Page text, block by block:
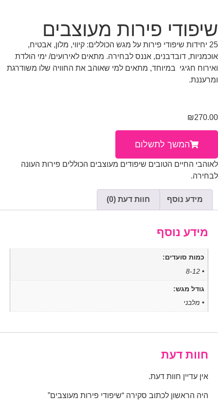
שיפודי פירות מעוצבים
25 יחידות שיפודי פירות על מגש הכוללים: קיווי, מלון, אבטיח,
אוכמניות, דובדבנים, אננס לבחירה. מתאים לאירועים/ ימי הולדת
ואירוח חגיגי במיוחד, מתאים למי שאוהב את החוויה שלו משודרגת
ומרעננת.
₪270.00
המשך לתשלום
לאוהבי החיים הטובים שיפודים מעוצבים הכוללים פירות העונה
לבחירה.
מידע נוסף חוות דעת (0)
מידע נוסף
כמות סועדים:
• 8-12
גודל מגש:
• מלבני
חוות דעת
אין עדיין חוות דעת.
היה הראשון לכתוב סקירה “שיפודי פירות מעוצבים”